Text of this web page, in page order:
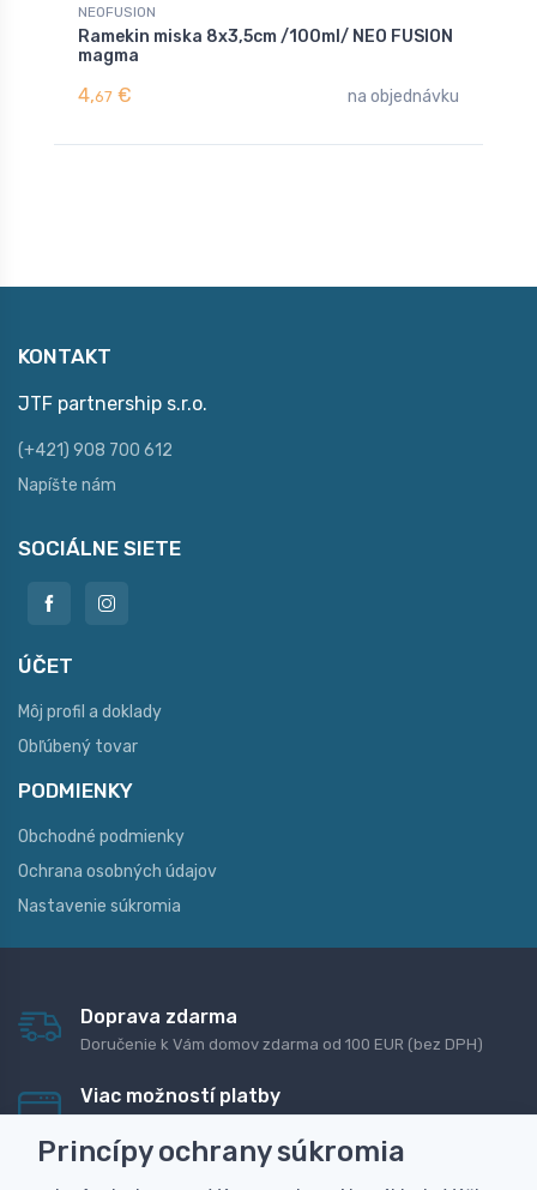
NEOFUSION
Ramekin miska 8x3,5cm /100ml/ NEO FUSION
magma
4,67 € na objednávku
KONTAKT
JTF partnership s.r.o.
(+421) 908 700 612
Napíšte nám
SOCIÁLNE SIETE
ÚČET
Môj profil a doklady
Obľúbený tovar
PODMIENKY
Obchodné podmienky
Ochrana osobných údajov
Nastavenie súkromia
Doprava zdarma
Doručenie k Vám domov zdarma od 100 EUR (bez DPH)
Viac možností platby
dobierku
Princípy ochrany súkromia